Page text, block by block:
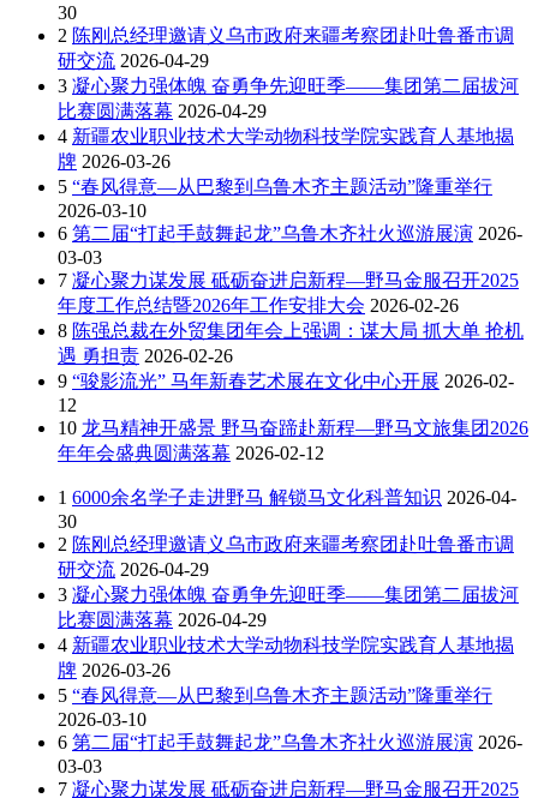
30
2 陈刚总经理邀请义乌市政府来疆考察团赴吐鲁番市调
研交流 2026-04-29
3 凝心聚力强体魄 奋勇争先迎旺季——集团第二届拔河
比赛圆满落幕 2026-04-29
4 新疆农业职业技术大学动物科技学院实践育人基地揭
牌 2026-03-26
5 “春风得意—从巴黎到乌鲁木齐主题活动”隆重举行
2026-03-10
6 第二届“打起手鼓舞起龙”乌鲁木齐社火巡游展演 2026-
03-03
7 凝心聚力谋发展 砥砺奋进启新程—野马金服召开2025
年度工作总结暨2026年工作安排大会 2026-02-26
8 陈强总裁在外贸集团年会上强调：谋大局 抓大单 抢机
遇 勇担责 2026-02-26
9 “骏影流光” 马年新春艺术展在文化中心开展 2026-02-
12
10 龙马精神开盛景 野马奋蹄赴新程—野马文旅集团2026
年年会盛典圆满落幕 2026-02-12
1 6000余名学子走进野马 解锁马文化科普知识 2026-04-
30
2 陈刚总经理邀请义乌市政府来疆考察团赴吐鲁番市调
研交流 2026-04-29
3 凝心聚力强体魄 奋勇争先迎旺季——集团第二届拔河
比赛圆满落幕 2026-04-29
4 新疆农业职业技术大学动物科技学院实践育人基地揭
牌 2026-03-26
5 “春风得意—从巴黎到乌鲁木齐主题活动”隆重举行
2026-03-10
6 第二届“打起手鼓舞起龙”乌鲁木齐社火巡游展演 2026-
03-03
7 凝心聚力谋发展 砥砺奋进启新程—野马金服召开2025